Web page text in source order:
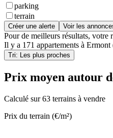
parking
terrain
Créer une alerte Voir les
Pour de meilleurs résultats, votre
Il y a 171 appartements à Ermont
Tri: Les plus proches
Prix moyen autour
Calculé sur 63 terrains à vendre
Prix du terrain (€/m²)